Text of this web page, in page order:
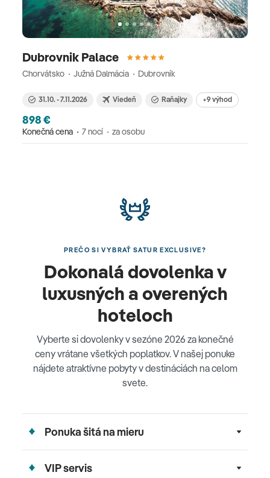
Dubrovnik Palace
Chorvátsko Južná Dalmácia Dubrovník
31.10. - 7.11.2026 Viedeň Raňajky +9 výhod
898 €
Konečná cena 7 nocí za osobu
PREČO SI VYBRAŤ SATUR EXCLUSIVE?
Dokonalá dovolenka v
luxusných a overených
hoteloch
Vyberte si dovolenky v sezóne 2026 za konečné
ceny vrátane všetkých poplatkov. V našej ponuke
nájdete atraktívne pobyty v destináciách na celom
svete.
Ponuka šitá na mieru
VIP servis